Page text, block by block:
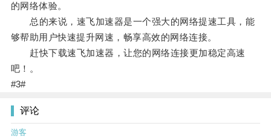
的网络体验。
总的来说，速飞加速器是一个强大的网络提速工具，能
够帮助用户快速提升网速，畅享高效的网络连接。
赶快下载速飞加速器，让您的网络连接更加稳定高速
吧！。
#3#
评论
游客